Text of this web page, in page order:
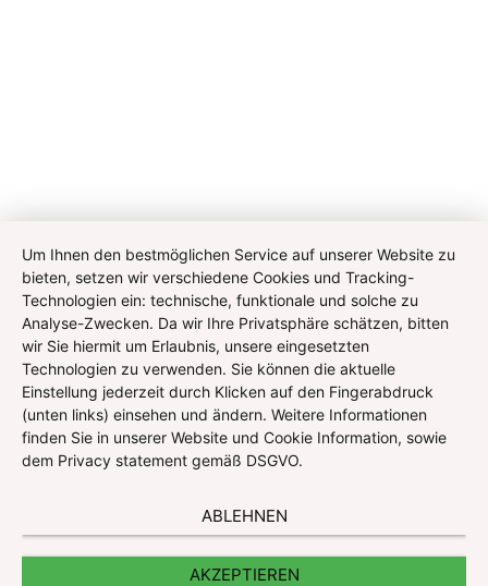
Um Ihnen den bestmöglichen Service auf unserer Website zu
bieten, setzen wir verschiedene Cookies und Tracking-
Technologien ein: technische, funktionale und solche zu
Analyse-Zwecken. Da wir Ihre Privatsphäre schätzen, bitten
wir Sie hiermit um Erlaubnis, unsere eingesetzten
Technologien zu verwenden. Sie können die aktuelle
Einstellung jederzeit durch Klicken auf den Fingerabdruck
(unten links) einsehen und ändern. Weitere Informationen
finden Sie in unserer Website und Cookie Information, sowie
dem Privacy statement gemäß DSGVO.
ABLEHNEN
AKZEPTIEREN